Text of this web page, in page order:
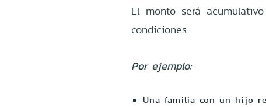
El monto será
condiciones.
Por ejemplo:
Una familia con un hijo